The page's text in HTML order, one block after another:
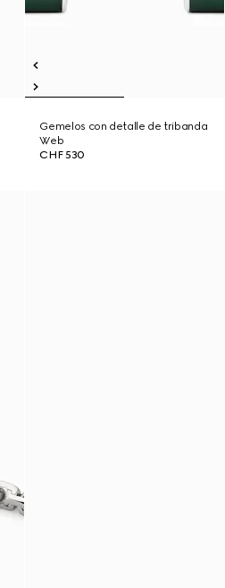
Gemelos con detalle de tribanda
Web
CHF 530